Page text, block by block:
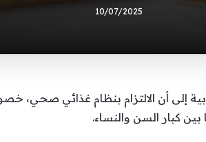
10/07/2025
إلى أن الالتزام بنظام غذائي صحي،
كبار السن والنساء.